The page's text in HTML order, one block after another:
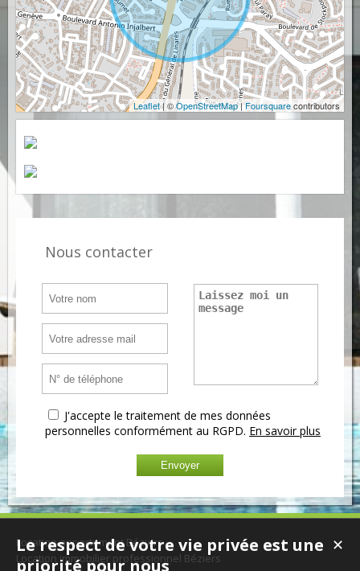
Leaflet| ©OpenStreetMap|Foursquarecontributors
Nous contacter
J'accepte le traitement de mes données
personnelles conformément au RGPD. En savoir plus
Location appartement Béziers
Location immobilier professionnel Béziers
✕
Le respect de votre vie privée est une
priorité pour nous